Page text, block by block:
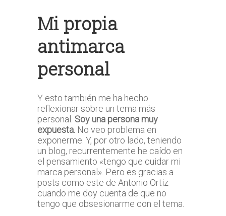
Mi propia
antimarca
personal
Y esto también me ha hecho
reflexionar sobre un tema más
personal. Soy una persona muy
expuesta. No veo problema en
exponerme. Y, por otro lado, teniendo
un blog, recurrentemente he caído en
el pensamiento «tengo que cuidar mi
marca personal». Pero es gracias a
posts como este de Antonio Ortiz
cuando me doy cuenta de que no
tengo que obsesionarme con el tema.